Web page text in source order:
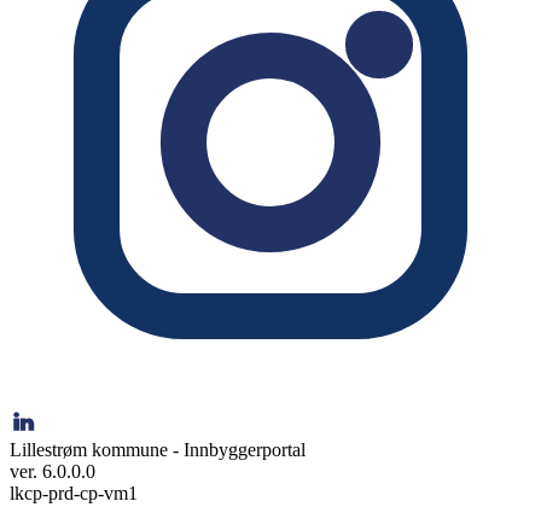
Lillestrøm kommune - Innbyggerportal
ver. 6.0.0.0
lkcp-prd-cp-vm1